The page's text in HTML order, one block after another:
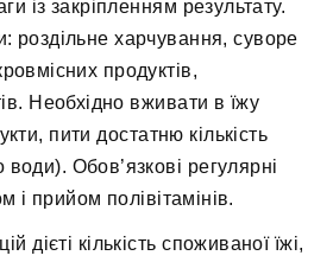
із закріпленням результату.
роздільне харчування, суворе
продуктів,
Необхідно вживати в їжу
пити достатню кількість
Обов’язкові регулярні
і прийом полівітамінів.
дієті кількість споживаної їжі,